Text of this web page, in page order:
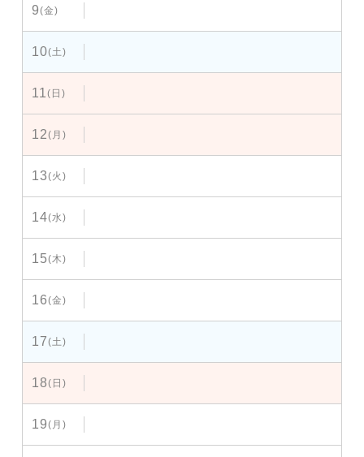
9(金)
10(土)
11(日)
12(月)
13(火)
14(水)
15(木)
16(金)
17(土)
18(日)
19(月)